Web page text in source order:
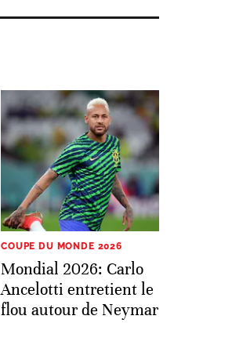
COUPE DU MONDE 2026
Mondial 2026: Carlo
Ancelotti entretient le
flou autour de Neymar